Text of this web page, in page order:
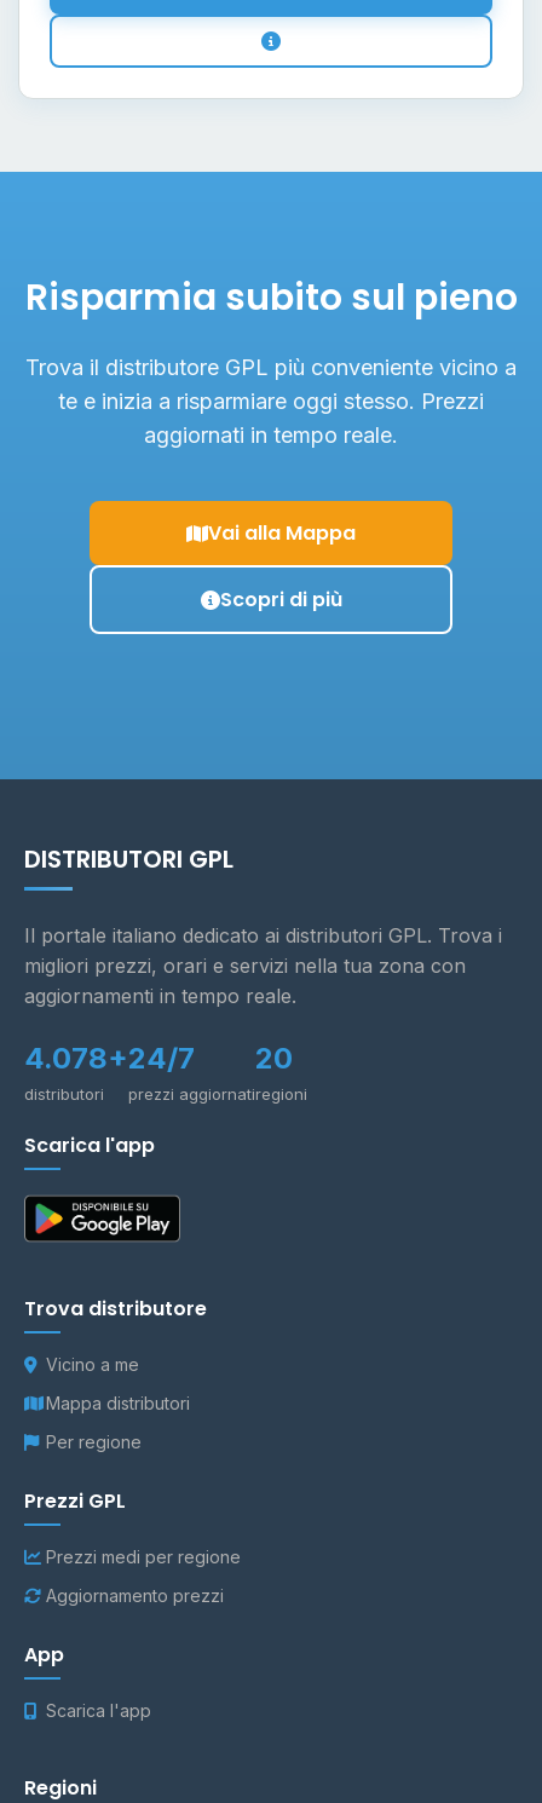
Risparmia subito sul pieno
Trova il distributore GPL più conveniente vicino a
te e inizia a risparmiare oggi stesso. Prezzi
aggiornati in tempo reale.
Vai alla Mappa
Scopri di più
DISTRIBUTORI GPL
Il portale italiano dedicato ai distributori GPL. Trova i
migliori prezzi, orari e servizi nella tua zona con
aggiornamenti in tempo reale.
4.078+
distributori
24/7
prezzi aggiornati
20
regioni
Scarica l'app
Trova distributore
Vicino a me
Mappa distributori
Per regione
Prezzi GPL
Prezzi medi per regione
Aggiornamento prezzi
App
Scarica l'app
Regioni